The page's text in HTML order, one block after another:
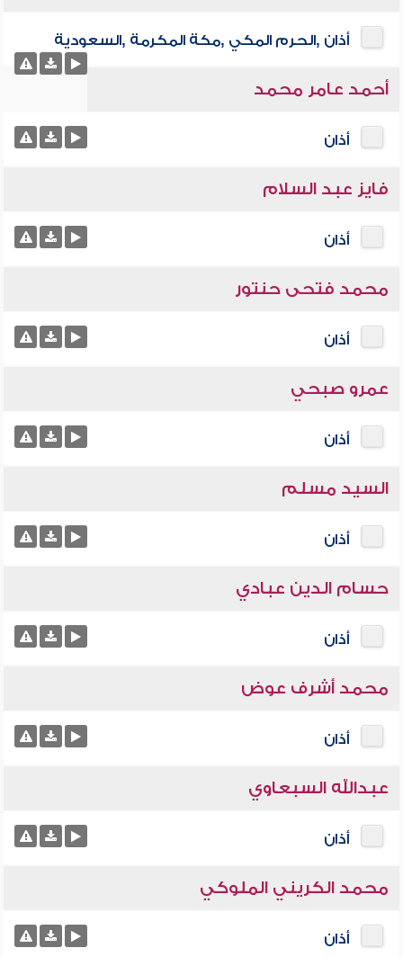
أذان ,الحرم المكي ,مكة المكرمة ,السعودية
أحمد عامر محمد
أذان
فايز عبد السلام
أذان
محمد فتحى حنتور
أذان
عمرو صبحي
أذان
السيد مسلم
أذان
حسام الدين عبادي
أذان
محمد أشرف عوض
أذان
عبدالله السبعاوي
أذان
محمد الكريني الملوكي
أذان